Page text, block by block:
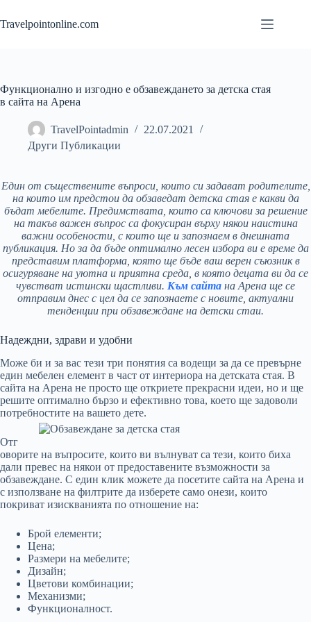
to
content
Travelpointonline.com
Функционално и изгодно е обзавеждането за детска стая
в сайта на Арена
TravelPointadmin
22.07.2021
Други Публикации
Един от съществените въпроси, които си задават родителите,
на които им предстои да обзаведат детска стая е какви да
бъдат мебелите. Предимствата, които са ключови за решение
на такъв важен въпрос са фокусиран върху някои наистина
важни особености, с които ще и запознаем в днешната
публикация. Но за да бъде оптимално лесен избора ви е време да
представим платформа, която ще бъде ваш верен съюзник в
осигуряване на уютна и приятна среда, в която децата ви да се
чувстват истински щастливи. Към сайта на Арена ще се
отправим днес с цел да се запознаете с новите, актуални
тенденции при обзавеждане на детски стаи.
Надеждни, здрави и удобни
Може би и за вас тези три понятия са водещи за да се превърне
един мебелен елемент в част от интериора на детската стая. В
сайта на Арена не просто ще откриете прекрасни идеи, но и ще
решите оптимално бързо и ефективно това, което ще задоволи
потребностите на вашето дете.
Отг
оворите на въпросите, които ви вълнуват са тези, които биха
дали превес на някои от предоставените възможности за
обзавеждане. С един клик можете да посетите сайта на Арена и
с използване на филтрите да изберете само онези, които
покриват изискванията по отношение на:
Брой елементи;
Цена;
Размери на мебелите;
Дизайн;
Цветови комбинации;
Механизми;
Функционалност.